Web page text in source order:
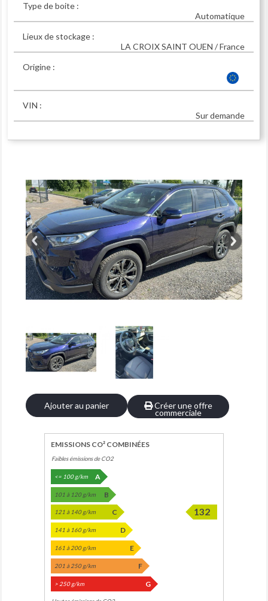
Type de boite :
Automatique
Lieux de stockage :
LA CROIX SAINT OUEN / France
Origine :
VIN :
Sur demande
Ajouter au panier Créer une offre
commerciale
EMISSIONS CO² COMBINÉES
Faibles émissions de CO2
<= 100 g/km A
101 à 120 g/km B
121 à 140 g/km C 132
141 à 160 g/km D
161 à 200 g/km E
201 à 250 g/km F
> 250 g/km G